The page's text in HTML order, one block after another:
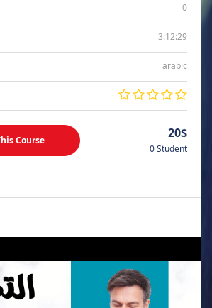
0
3:12:29
arabic
Course 20$
0 Student